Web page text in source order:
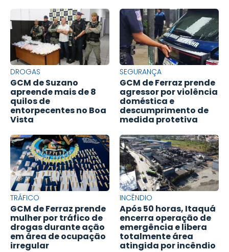
DROGAS
GCM de Suzano
apreende mais de 8
quilos de
entorpecentes no Boa
Vista
SEGURANÇA
GCM de Ferraz prende
agressor por violência
doméstica e
descumprimento de
medida protetiva
TRÁFICO
GCM de Ferraz prende
mulher por tráfico de
drogas durante ação
em área de ocupação
irregular
INCÊNDIO
Após 50 horas, Itaquá
encerra operação de
emergência e libera
totalmente área
atingida por incêndio